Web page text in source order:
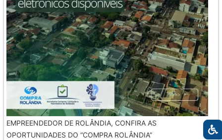
EMPREENDEDOR DE ROLÂNDIA, CONFIRA AS
OPORTUNIDADES DO “COMPRA ROLÂNDIA”